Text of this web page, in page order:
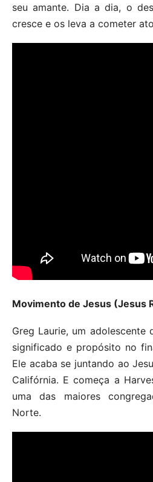
seu amante. Dia a dia, o
cresce e os leva a cometer
Movimento de Jesus (Jesus
Greg Laurie, um adolescente
significado e propósito no
Ele acaba se juntando ao
Califórnia. E começa a
uma das maiores
Norte.